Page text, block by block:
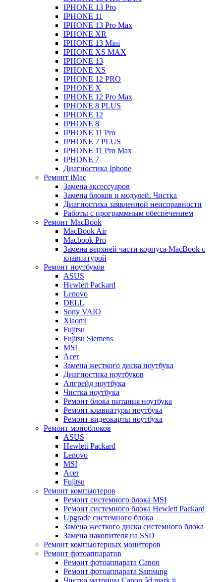
IPHONE 13 Pro
IPHONE 11
IPHONE 13 Pro Max
IPHONE XR
IPHONE 13 Mini
IPHONE XS MAX
IPHONE 13
IPHONE XS
IPHONE 12 PRO
IPHONE X
IPHONE 12 Pro Max
IPHONE 8 PLUS
IPHONE 12
IPHONE 8
IPHONE 11 Pro
IPHONE 7 PLUS
IPHONE 11 Pro Max
IPHONE 7
Диагностика Iphone
Ремонт iMac
Замена аксессуаров
Замена блоков и модулей. Чистка
Диагностика заявленной неисправности
Работы с программным обеспечением
Ремонт MacBook
MacBook Air
Macbook Pro
Замена верхней части корпуса MacBook с
клавиатурой
Ремонт ноутбуков
ASUS
Hewlett Packard
Lenovo
DELL
Sony VAIO
Xiaomi
Fujitsu
Fujitsu Siemens
MSI
Acer
Замена жесткого диска ноутбука
Диагностика ноутбуков
Апгрейд ноутбука
Чистка ноутбука
Ремонт блока питания ноутбука
Ремонт клавиатуры ноутбука
Ремонт видеокарты ноутбука
Ремонт моноблоков
ASUS
Hewlett Packard
Lenovo
MSI
Acer
Fujitsu
Ремонт компьютеров
Ремонт системного блока MSI
Ремонт системного блока Hewlett Packard
Upgrade системного блока
Замена жесткого диска системного блока
Замена накопителя на SSD
Ремонт компьютерных мониторов
Ремонт фотоаппаратов
Ремонт фотоаппарата Canon
Ремонт фотоаппарата Samsung
Чистка матрицы Canon 5d mark ii